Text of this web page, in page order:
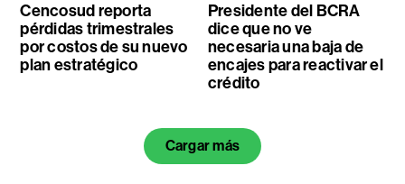
Cencosud reporta
pérdidas trimestrales
por costos de su nuevo
plan estratégico
Presidente del BCRA
dice que no ve
necesaria una baja de
encajes para reactivar el
crédito
Cargar más